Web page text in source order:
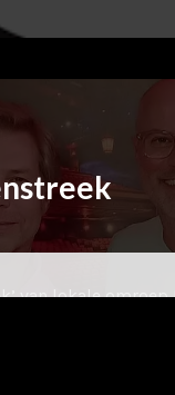
van lokale omroep